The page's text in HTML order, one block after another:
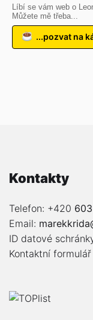
Líbí se vám web o
Můžete mě třeba...
...pozvat na
Kontakty
Telefon: +420
Email:
ID datové
Kontaktní formulář